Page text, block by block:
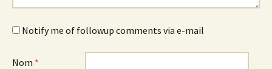
Notify me of followup comments via e-mail
Nom *